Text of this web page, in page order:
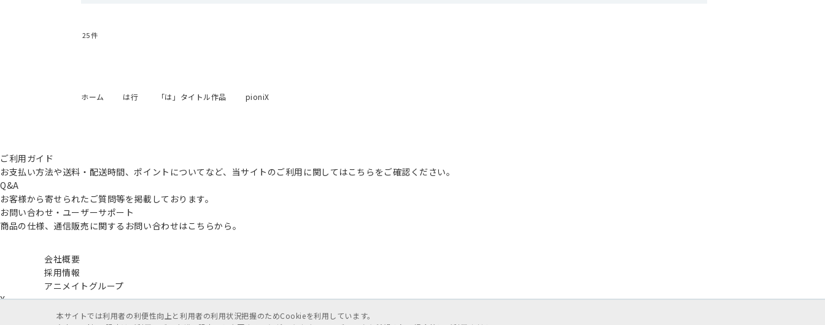
25件
ホーム は行 「は」タイトル作品 pioniX
ご利用ガイド
お支払い方法や送料・配送時間、ポイントについてなど、当サイトのご利用に関してはこちらをご確認ください。
Q&A
お客様から寄せられたご質問等を掲載しております。
お問い合わせ・ユーザーサポート
商品の仕様、通信販売に関するお問い合わせはこちらから。
会社概要
採用情報
アニメイトグループ
X
本サイトでは利用者の利便性向上と利用者の利用状況把握のためCookieを利用しています。